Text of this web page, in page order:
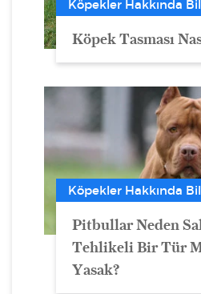
Köpekler Hakkında
Köpek Tasması
Köpekler Hakkında
Pitbullar Neden
Tehlikeli Bir Tür
Yasak?